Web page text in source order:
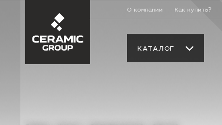
О компании Как купить?
КАТАЛОГ